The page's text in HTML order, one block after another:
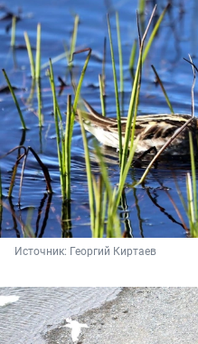
Источник: Георгий Киртаев